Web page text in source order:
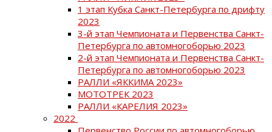
1 этап Кубка Санкт-Петербурга по дрифту
2023
3-й этап Чемпионата и Первенства Санкт-
Петербурга по автомногоборью 2023
2-й этап Чемпионата и Первенства Санкт-
Петербурга по автомногоборью 2023
РАЛЛИ «ЯККИМА 2023»
МОТОТРЕК 2023
РАЛЛИ «КАРЕЛИЯ 2023»
2022